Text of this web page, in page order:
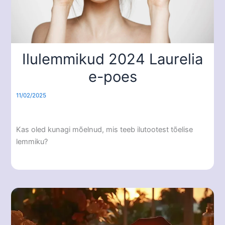
Ilulemmikud 2024 Laurelia
e-poes
11/02/2025
Kas oled kunagi mõelnud, mis teeb ilutootest tõelise
lemmiku?